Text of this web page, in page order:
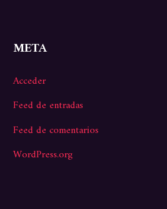
META
Acceder
Feed de entradas
Feed de comentarios
WordPress.org